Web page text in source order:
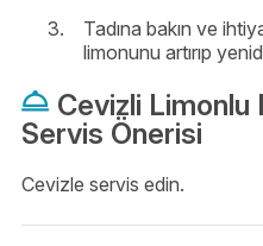
Tadına bakın ve
limonunu artırıp
Cevizli Limonlu
Servis Önerisi
Cevizle servis edin.